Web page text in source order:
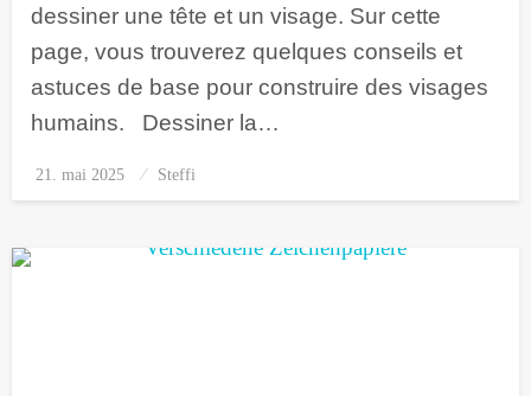
dessiner une tête et un visage. Sur cette
page, vous trouverez quelques conseils et
astuces de base pour construire des visages
humains. Dessiner la…
Posted
on
21. mai 2025 Steffi